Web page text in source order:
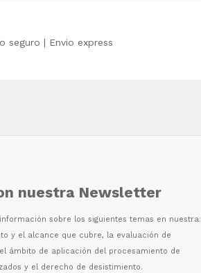
seguro | Envio express
nuestra Newsletter
ón sobre los siguientes temas en nuestra:
y el alcance que cubre, la evaluación de
ámbito de aplicación del procesamiento de
y el derecho de desistimiento.